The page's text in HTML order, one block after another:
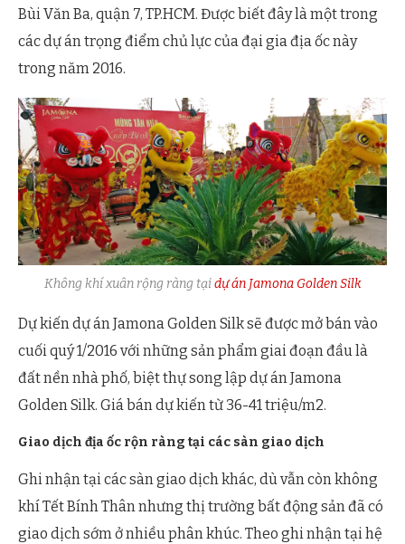
Bùi Văn Ba, quận 7, TP.HCM. Được biết đây là một trong
các dự án trọng điểm chủ lực của đại gia địa ốc này
trong năm 2016.
Không khí xuân rộng ràng tạidự án Jamona Golden Silk
Dự kiến dự án Jamona Golden Silk sẽ được mở bán vào
cuối quý 1/2016 với những sản phẩm giai đoạn đầu là
đất nền nhà phố, biệt thự song lập dự án Jamona
Golden Silk. Giá bán dự kiến từ 36-41 triệu/m2.
Giao dịch địa ốc rộn ràng tại các sàn giao dịch
Ghi nhận tại các sàn giao dịch khác, dù vẫn còn không
khí Tết Bính Thân nhưng thị trường bất động sản đã có
giao dịch sớm ở nhiều phân khúc. Theo ghi nhận tại hệ